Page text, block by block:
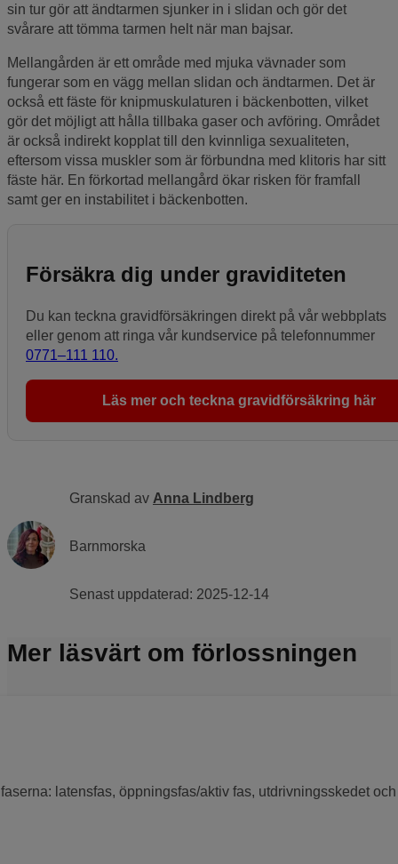
sin tur gör att ändtarmen sjunker in i slidan och gör det
svårare att tömma tarmen helt när man bajsar.
Mellangården är ett område med mjuka vävnader som
fungerar som en vägg mellan slidan och ändtarmen. Det är
också ett fäste för knipmuskulaturen i bäckenbotten, vilket
gör det möjligt att hålla tillbaka gaser och avföring. Området
är också indirekt kopplat till den kvinnliga sexualiteten,
eftersom vissa muskler som är förbundna med klitoris har sitt
fäste här. En förkortad mellangård ökar risken för framfall
samt ger en instabilitet i bäckenbotten.
Försäkra dig under graviditeten
Du kan teckna gravidförsäkringen direkt på vår webbplats
eller genom att ringa vår kundservice på telefonnummer
0771–111 110.
Läs mer och teckna gravidförsäkring här
Granskad av Anna Lindberg
Barnmorska
Senast uppdaterad: 2025-12-14
Mer läsvärt om förlossningen
latensfas, öppningsfas/aktiv fas, utdrivningsskedet